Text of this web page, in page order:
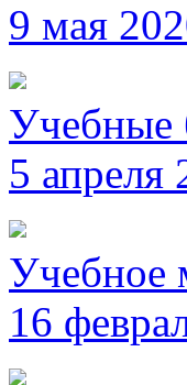
9 мая
Учебные
5 апреля
Учебное
16